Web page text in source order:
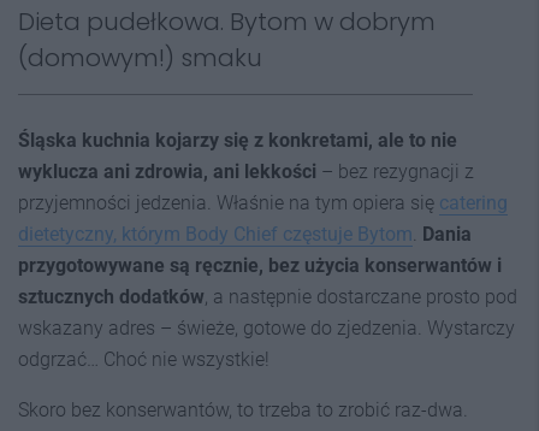
Dieta pudełkowa. Bytom w dobrym
(domowym!) smaku
Śląska kuchnia kojarzy się z konkretami, ale to nie
wyklucza ani zdrowia, ani lekkości – bez rezygnacji z
przyjemności jedzenia. Właśnie na tym opiera się catering
dietetyczny, którym Body Chief częstuje Bytom. Dania
przygotowywane są ręcznie, bez użycia konserwantów i
sztucznych dodatków, a następnie dostarczane prosto pod
wskazany adres – świeże, gotowe do zjedzenia. Wystarczy
odgrzać… Choć nie wszystkie!
Skoro bez konserwantów, to trzeba to zrobić raz-dwa.